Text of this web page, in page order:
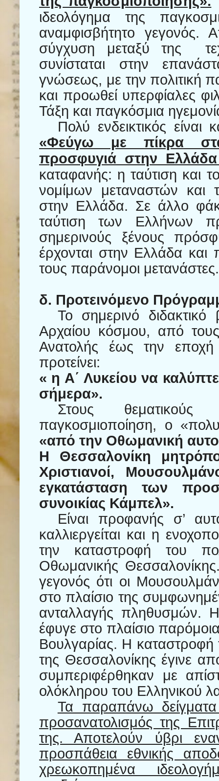
ιδεολόγημα της
αναμφισβήτητο γεγονός.
σύγχυση μεταξύ της
συνίσταται στην
γνώσεως, με την πολιτική
και προωθεί υπερφίαλες
Τάξη και παγκόσμια
Πολύ ενδεικτικός
«Φεύγω με πίκρα
προσφυγιά στην
καταφανής: η ταύτιση και
νομίμων μεταναστών και
στην Ελλάδα. Σε άλλο
ταύτιση των Ελλήνων
σημερινούς ξένους
έρχονται στην Ελλάδα και
τους παράνομοι μετανάστες.
δ. Προτεινόμενο
Το σημερινό διδακτικό
Αρχαίου κόσμου, από τους
Ανατολής έως την εποχή
προτείνει:
« η Α΄ Λυκείου να
σήμερα».
Στους
παγκοσμιοποίηση, ο
«από την Οθωμανική
Η Θεσσαλονίκη
Χριστιανοί,
εγκατάσταση των
συνοικίας Κάμπελ».
Είναι προφανής σ’
καλλιεργείται και η
την καταστροφή του
Οθωμανικής
γεγονός ότι οι
στο πλαίσιο της
ανταλλαγής πληθυσμών. Η
έφυγε στο πλαίσιο
Βουλγαρίας. Η καταστροφή
της Θεσσαλονίκης έγινε
συμπεριφέρθηκαν με
ολόκληρου του Ελληνικού
Τα παραπάνω
προσανατολισμός της
της. Αποτελούν ύβρι
προσπάθεια εθνικής
χρεωκοπημένα